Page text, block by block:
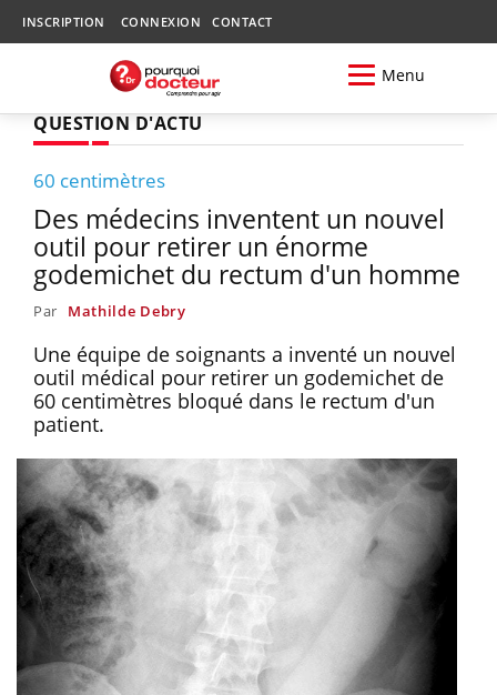
INSCRIPTION CONNEXION CONTACT
Menu
QUESTION D'ACTU
60 centimètres
Des médecins inventent un nouvel
outil pour retirer un énorme
godemichet du rectum d'un homme
Par Mathilde Debry
Une équipe de soignants a inventé un nouvel
outil médical pour retirer un godemichet de
60 centimètres bloqué dans le rectum d'un
patient.